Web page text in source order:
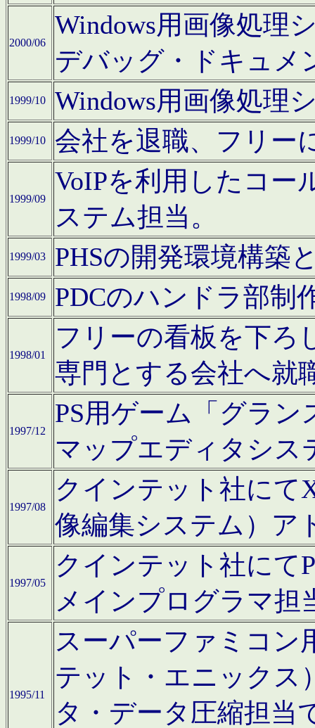
2000/06
Windows用画像処理
デバッグ・ドキュメ
1999/10 Windows用画像処理
1999/10 会社を退職、フリー
1999/09
VoIPを利用したコー
ステム担当。
1999/03 PHSの開発環境構築
1998/09 PDCのハンドラ部制
1998/01
フリーの看板を下ろ
専門とする会社へ就
1997/12
PS用ゲーム「グラン
マップエディタシス
1997/08
クインテット社にて
像編集システム）ア
1997/05
クインテット社にて
メインプログラマ担
1995/11
スーパーファミコン
テット・エニックス
タ・データ圧縮担当